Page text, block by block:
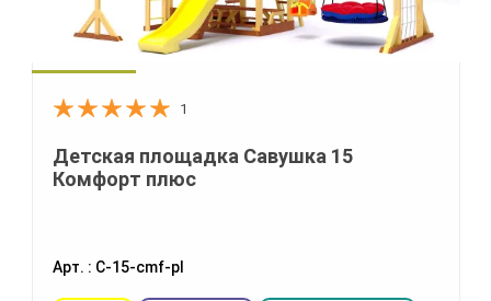
1
Детская площадка Савушка 15
Комфорт плюс
Арт. : С-15-cmf-pl